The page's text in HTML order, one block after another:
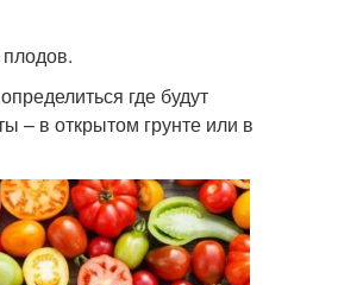
где будут
– в открытом грунте или в